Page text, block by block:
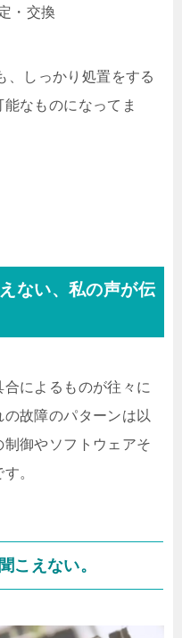
・交換
、しっかり処置をする
なものになってま
ない、私の声が伝
によるものが往々に
故障のパターンは以
御やソフトウェアそ
。
こえない。